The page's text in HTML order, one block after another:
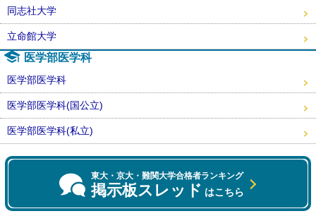
同志社大学
立命館大学
医学部医学科
医学部医学科
医学部医学科(国公立)
医学部医学科(私立)
東大・京大・難関大学合格者ランキング
掲示板スレッド はこちら